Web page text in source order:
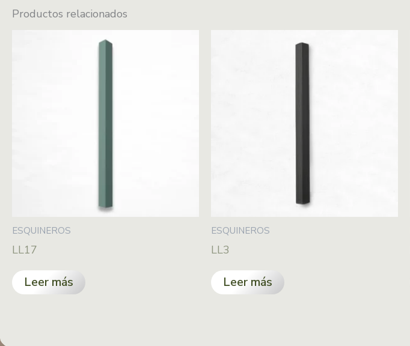
Productos relacionados
ESQUINEROS
LL17
Leer más
ESQUINEROS
LL3
Leer más